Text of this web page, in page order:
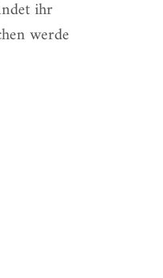
ihr
werde